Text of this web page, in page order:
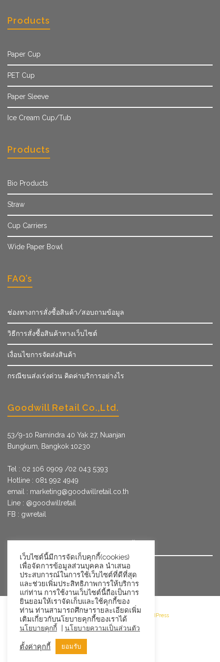
Products
Paper Cup
PET Cup
Paper Sleeve
Ice Cream Cup/Tub
Products
Bio Products
Straw
Cup Carriers
Wide Paper Bowl
FAQ’s
ช่องทางการสั่งซื้อสินค้า/สอบถามข้อมูล
วิธีการสั่งซื้อสินค้าทางเว็บไซต์
เงื่อนไขการจัดส่งสินค้า
กรณีขนส่งเร่งด่วน คิดค่าบริการอย่างไร
Goodwill Retail Co.,Ltd.
53/9­-10 Ramindra 40 Yak 27, Nuanjan
Bungkum, Bangkok 10230
Tel : 02 106 0909 /02 043 5393
Hotline : 081 992 4949
email : marketing@goodwillretail.co.th
Line : @goodwillretail
FB : gwretail
นโยบายข้อมูลส่วนบุคคล
©2026 Goodwill Retail · Powered by WordPress
เว็บไซต์นี้มีการจัดเก็บคุกกี้(cookies)
เพื่อจัดการข้อมูลส่วนบุคคล นำเสนอ
ประสบการณ์ในการใช้เว็บไซต์ที่ดีที่สุด
และช่วยเพิ่มประสิทธิภาพการให้บริการ
แก่ท่าน การใช้งานเว็บไซต์นี้ถือเป็นการ
ยินยอมให้เราจัดเก็บและใช้คุกกี้ของ
ท่าน ท่านสามารถศึกษารายละเอียดเพิ่ม
เติมเกี่ยวกับนโยบายคุกกี้ของเราได้
นโยบายคุกกี้ | นโยบายความเป็นส่วนตัว
ตั้งค่าคุกกี้ ยอมรับ